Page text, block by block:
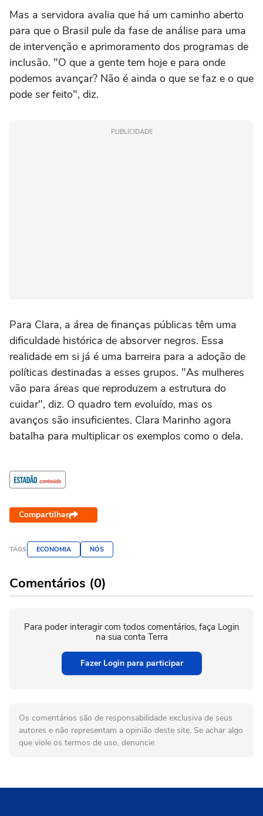
Mas a servidora avalia que há um caminho aberto
para que o Brasil pule da fase de análise para uma
de intervenção e aprimoramento dos programas de
inclusão. "O que a gente tem hoje e para onde
podemos avançar? Não é ainda o que se faz e o que
pode ser feito", diz.
PUBLICIDADE
Para Clara, a área de finanças públicas têm uma
dificuldade histórica de absorver negros. Essa
realidade em si já é uma barreira para a adoção de
políticas destinadas a esses grupos. "As mulheres
vão para áreas que reproduzem a estrutura do
cuidar", diz. O quadro tem evoluído, mas os
avanços são insuficientes. Clara Marinho agora
batalha para multiplicar os exemplos como o dela.
Compartilhar
TAGS ECONOMIA NÓS
Comentários (0)
Para poder interagir com todos comentários, faça Login
na sua conta Terra
Fazer Login para participar
Os comentários são de responsabilidade exclusiva de seus
autores e não representam a opinião deste site. Se achar algo
que viole os termos de uso, denuncie.